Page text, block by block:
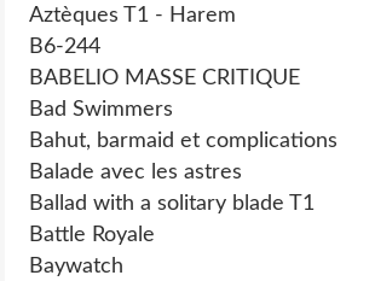
Aztèques T1 - Harem
B6-244
BABELIO MASSE CRITIQUE
Bad Swimmers
Bahut, barmaid et complications
Balade avec les astres
Ballad with a solitary blade T1
Battle Royale
Baywatch